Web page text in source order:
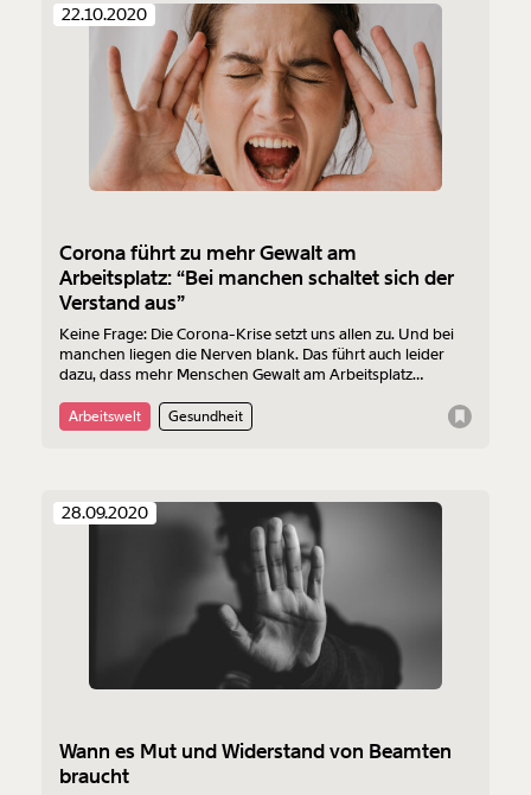
22.10.2020
Corona führt zu mehr Gewalt am
Arbeitsplatz: “Bei manchen schaltet sich der
Verstand aus”
Keine Frage: Die Corona-Krise setzt uns allen zu. Und bei
manchen liegen die Nerven blank. Das führt auch leider
dazu, dass mehr Menschen Gewalt am Arbeitsplatz
immer öfters mit aggressiven KundInnen konfrontiert. Wir
haben mit MitarbeiterInnen im Einzelhandel über den
Arbeitswelt Gesundheit
28.09.2020
Wann es Mut und Widerstand von Beamten
braucht